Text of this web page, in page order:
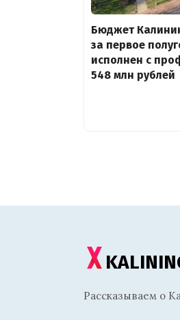
Бюджет
за первое
исполнен с
548 млн рублей
Рассказываем о